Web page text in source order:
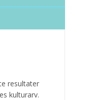
resultater
kulturarv.